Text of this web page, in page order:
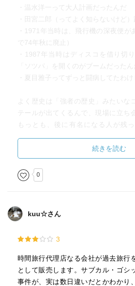
・温水洋一って大人計画だったんだ
・田宮二郎（ってよく知らないけど）
・1971年当時は、飛行機の深夜便が
で74年秋に廃止）
・1987年当時はディスコを借り切
「ソツパ」を開くのがブームだったん
・夏目雅子ってずっと闘病してたわけ
よく歴史は「強者の歴史」みたいな
テールが出てくるんで、現場に立ち
もっとも、後に有名になる人が残
あと、驚いたのが、自分の生年月日
るってコト。偶然だけど凄すぎる！
続きを読む
0
kuu☆さん
3
時間旅行代理店なる会社が過去旅行
として販売します。サブカル・ゴシ
事件が、実は数日違いだとかわかり